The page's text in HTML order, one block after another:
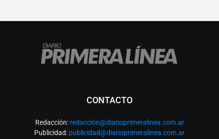
CONTACTO
Redacción: redacción@diarioprimeralinea.com.ar
Publicidad: publicidad@diarioprimeralinea.com.ar